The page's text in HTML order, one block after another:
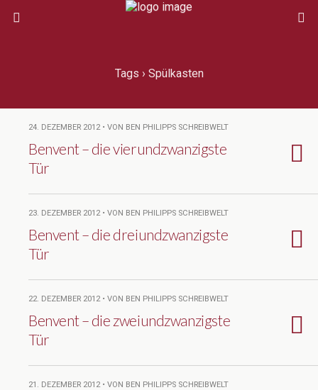
Tags › Spülkasten
24. DEZEMBER 2012 • VON BEN PHILIPPS SCHREIBWELT
Benvent – die vierundzwanzigste
Tür
23. DEZEMBER 2012 • VON BEN PHILIPPS SCHREIBWELT
Benvent – die dreiundzwanzigste
Tür
22. DEZEMBER 2012 • VON BEN PHILIPPS SCHREIBWELT
Benvent – die zweiundzwanzigste
Tür
21. DEZEMBER 2012 • VON BEN PHILIPPS SCHREIBWELT